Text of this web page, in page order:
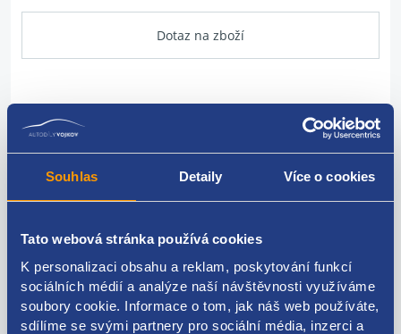
Souhlas Detaily Více o cookies
Tato webová stránka používá cookies
K personalizaci obsahu a reklam, poskytování funkcí
sociálních médií a analýze naší návštěvnosti využíváme
soubory cookie. Informace o tom, jak náš web používáte,
sdílíme se svými partnery pro sociální média, inzerci a
Dotaz na zboží
HYUNDAI / KIA original: 93490A6315
Kódy produktu